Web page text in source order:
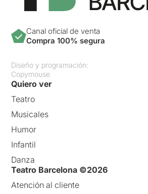
Canal oficial de venta
Compra 100% segura
Diseño y programación:
Copymouse
Quiero ver
Teatro
Musicales
Humor
Infantil
Danza
Teatro Barcelona ©2026
Atención al cliente